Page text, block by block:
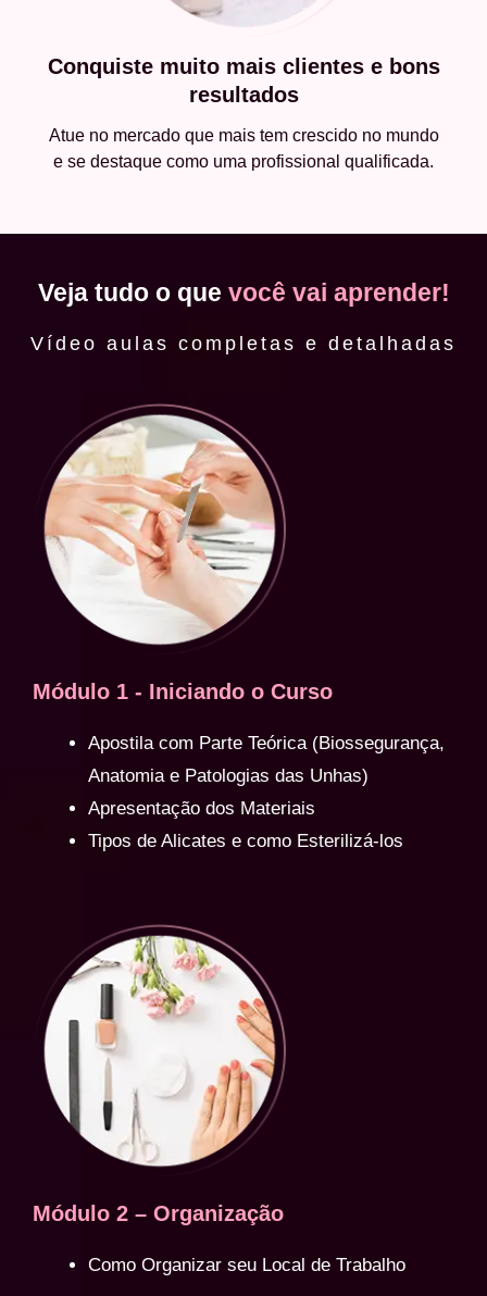
Conquiste muito mais clientes e bons
resultados
Atue no mercado que mais tem crescido no mundo
e se destaque como uma profissional qualificada.
Veja tudo o que você vai aprender!
Vídeo aulas completas e detalhadas
Módulo 1 - Iniciando o Curso
Apostila com Parte Teórica (Biossegurança,
Anatomia e Patologias das Unhas)
Apresentação dos Materiais
Tipos de Alicates e como Esterilizá-los
Módulo 2 – Organização
Como Organizar seu Local de Trabalho